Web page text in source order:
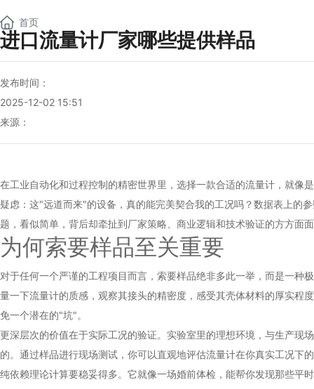
首页
进口流量计厂家哪些提供样品
发布时间：
2025-12-02 15:51
来源：
在工业自动化和过程控制的精密世界里，选择一款合适的流量计，就像
疑虑：这"远道而来"的设备，真的能完美契合我的工况吗？数据表上的
题，看似简单，背后却牵扯到厂家策略、商业逻辑和技术验证的方方面
为何索要样品至关重要
对于任何一个严谨的工程项目而言，索要样品绝非多此一举，而是一种
量一下流量计的质感，观察其接头的精密度，感受其壳体材料的厚实程
免一个潜在的"坑"。
更深层次的价值在于实际工况的验证。实验室里的理想环境，与生产现
的。通过样品进行现场测试，你可以直观地评估流量计在你真实工况
纯依赖理论计算要稳妥得多。它就像一场婚前体检，能帮你发现那些平